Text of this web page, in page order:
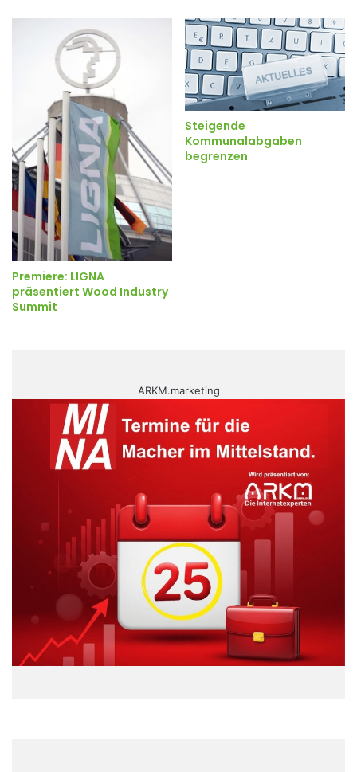
Premiere: LIGNA
präsentiert Wood Industry
Summit
Steigende
Kommunalabgaben
begrenzen
ARKM.marketing